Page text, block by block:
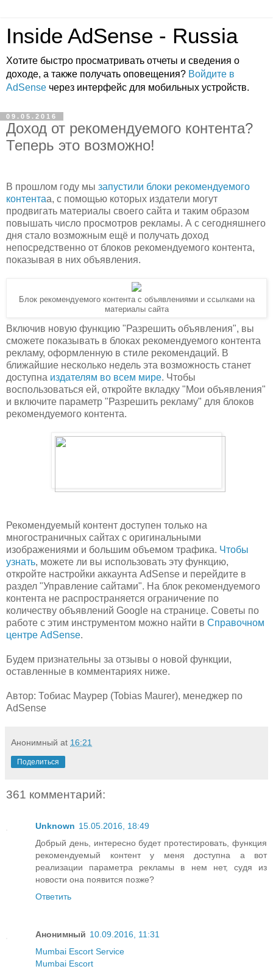
Inside AdSense - Russia
Хотите быстро просматривать отчеты и сведения о
доходе, а также получать оповещения? Войдите в
AdSense через интерфейс для мобильных устройств.
09.05.2016
Доход от рекомендуемого контента?
Теперь это возможно!
В прошлом году мы запустили блоки рекомендуемого
контентaа, с помощью которых издатели могут
продвигать материалы своего сайта и таким образом
повышать число просмотров рекламы. А с сегодняшнего
дня стало возможным ещё и получать доход
непосредственно от блоков рекомендуемого контента,
показывая в них объявления.
Блок рекомендуемого контента с объявлениями и ссылками на
материалы сайта
Включив новую функцию "Разрешить объявления", вы
сможете показывать в блоках рекомендуемого контента
рекламу, оформленную в стиле рекомендаций. В
ближайшие несколько недель эта возможность станет
доступна издателям во всем мире. Чтобы
воспользоваться ей, откройте вкладку "Мои объявления"
и включите параметр "Разрешить рекламу" для блоков
рекомендуемого контента.
Рекомендуемый контент доступен только на
многостраничных сайтах с оригинальными
изображениями и большим объемом трафика. Чтобы
узнать, можете ли вы использовать эту функцию,
откройте настройки аккаунта AdSense и перейдите в
раздел "Управление сайтами". На блок рекомендуемого
контента не распространяется ограничение по
количеству объявлений Google на странице. Советы по
работе с этим инструментом можно найти в Справочном
центре AdSense.
Будем признательны за отзывы о новой функции,
оставленные в комментариях ниже.
Автор: Тобиас Маурер (Tobias Maurer), менеджер по
AdSense
Анонимный at 16:21
Поделиться
361 комментарий:
Unknown 15.05.2016, 18:49
Добрый день, интересно будет протестировать, функция
рекомендуемый контент у меня доступна а вот
реализации параметра рекламы в нем нет, судя из
новости она появится позже?
Ответить
Анонимный 10.09.2016, 11:31
Mumbai Escort Service
Mumbai Escort